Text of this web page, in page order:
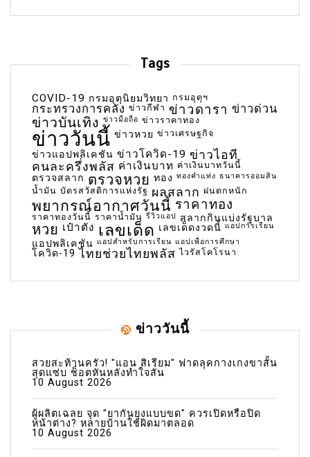
Tags
COVID-19 กรมอุตุนิยมวิทยา กรมอุตุฯ
กระทรวงการคลัง ข่าวกีฬา ข่าวดารา ข่าวด่วน
ข่าวบันเทิง ข่าวมือถือ ข่าวราคาทอง
ข่าววันนี้ ข่าวหวย ข่าวเศรษฐกิจ
ข่าวแอปพลิเคชัน ข่าวโควิด-19 ข่าวไอที
คนละครึ่งพลัส ค่าเงินบาท ค่าเงินบาทวันนี้
ตรวจสลาก ตรวจหวย ทอง ทองคำแท่ง ธนาคารออมสิน
น้ำมัน บัตรสวัสดิการแห่งรัฐ ผลสลาก ฝนตกหนัก
พยากรณ์อากาศวันนี้ ราคาทอง
ราคาทองวันนี้ ราคาน้ำมัน รีวิวแอป สลากกินแบ่งรัฐบาล
หวย เป๋าตัง เลขเด็ด เลขเด็ดงวดนี้ แอปการเรียน
แอปพลิเคชัน แอปสำหรับการเรียน แอปเพื่อการศึกษา
โควิด-19 ไทยช่วยไทยพลัส ไวรัสโคโรนา
ข่าววันนี้
สวยสะท้านครัว! "แอน สิเรียม" ฟาดลุคกางเกงขาสั้น
สุดแซ่บ ช็อตหันหลังทำใจสั่น
10 August 2026
ผู้ผลิตเฉลย จุด "ยากันยุงแบบขด" ควรเปิดหรือปิด
หน้าต่าง? หลายบ้านใช้ผิดมาตลอด
10 August 2026